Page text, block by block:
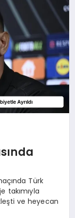
Türk
takımıyla
ve heyecan